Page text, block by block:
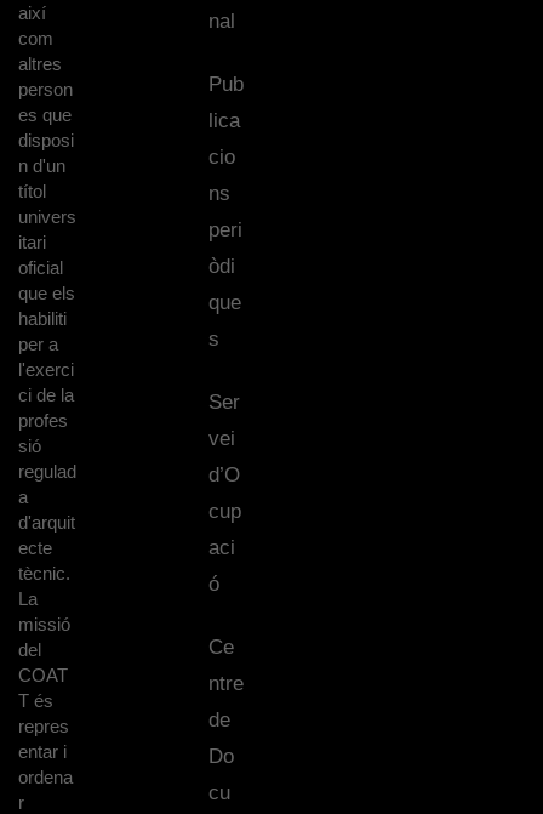
així
com
altres
person
es que
disposi
n d'un
títol
univers
itari
oficial
que els
habiliti
per a
l'exerci
ci de la
profes
sió
regulad
a
d'arquit
ecte
tècnic.
La
missió
del
COAT
T és
repres
entar i
ordena
r
nal
Pub
lica
cio
ns
peri
òdi
que
s
Ser
vei
d’O
cup
aci
ó
Ce
ntre
de
Do
cu